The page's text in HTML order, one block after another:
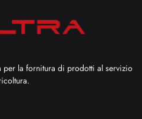
per la fornitura di prodotti al servizio